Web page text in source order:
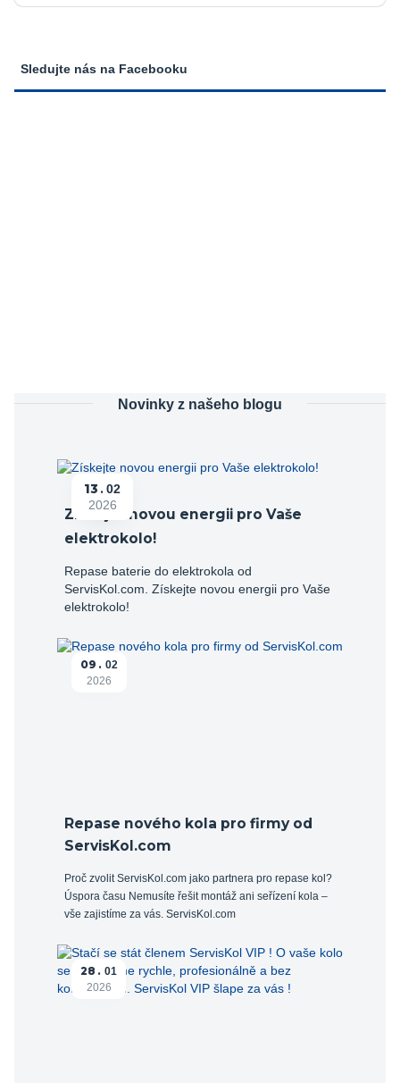
Sledujte nás na Facebooku
Novinky z našeho blogu
13
02
2026
Získejte novou energii pro Vaše
elektrokolo!
Repase baterie do elektrokola od
ServisKol.com. Získejte novou energii pro Vaše
elektrokolo!
09
02
2026
Repase nového kola pro firmy od
ServisKol.com
Proč zvolit ServisKol.com jako partnera pro repase kol?
Úspora času Nemusíte řešit montáž ani seřízení kola –
vše zajistíme za vás. ServisKol.com
28
01
2026